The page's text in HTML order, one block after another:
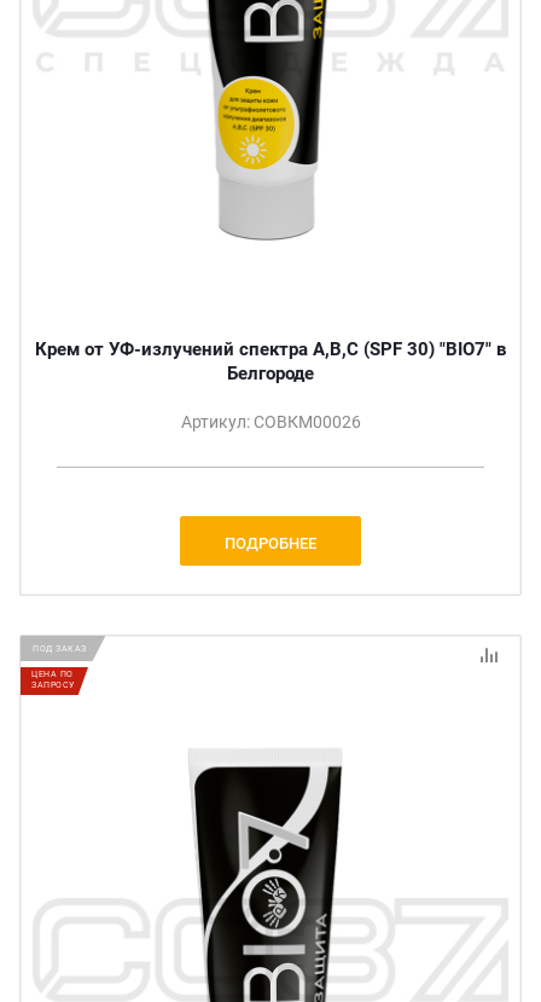
Крем от УФ-излучений спектра A,B,C (SPF 30) "BIO7" в
Белгороде
Артикул: СОВКМ00026
ПОДРОБНЕЕ
ПОД ЗАКАЗ
ЦЕНА ПО
ЗАПРОСУ